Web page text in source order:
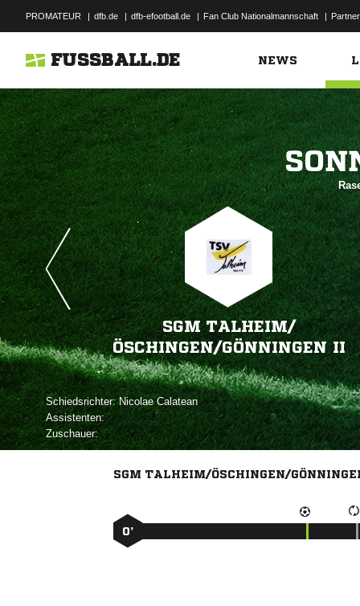
PROMATEUR | dfb.de | dfb-efootball.de | Fan Club Nationalmannschaft | Partner
FUSSBALL.DE NEWS
SGM TALHEIM/​
ÖSCHINGEN/​GÖNNINGEN II
Schiedsrichter: 
Assistenten:
Zuschauer:
SGM TALHEIM/ÖSCHINGEN/
0’